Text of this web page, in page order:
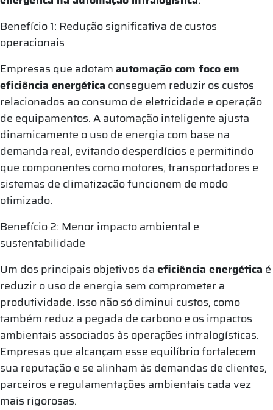
Benefício 1: Redução significativa de custos
operacionais
Empresas que adotamautomação com foco em
eficiência energética conseguem reduzir os custos
relacionados ao consumo de eletricidade e operação
de equipamentos. A automação inteligente ajusta
dinamicamente o uso de energia com base na
demanda real, evitando desperdícios e permitindo
que componentes como motores, transportadores e
sistemas de climatização funcionem de modo
otimizado.
Benefício 2: Menor impacto ambiental e
sustentabilidade
Um dos principais objetivos daeficiência energética é
reduzir o uso de energia sem comprometer a
produtividade. Isso não só diminui custos, como
também reduz a pegada de carbono e os impactos
ambientais associados às operações intralogísticas.
Empresas que alcançam esse equilíbrio fortalecem
sua reputação e se alinham às demandas de clientes,
parceiros e regulamentações ambientais cada vez
mais rigorosas.